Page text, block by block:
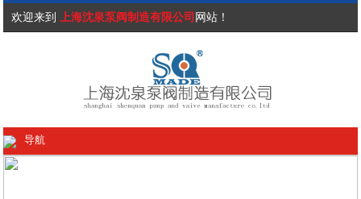
欢迎来到 上海沈泉泵阀制造有限公司 网站！
导航